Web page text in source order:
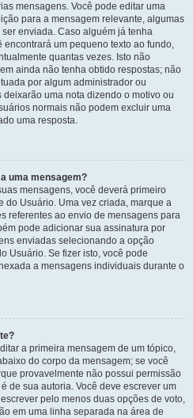
mensagens. Você pode editar uma
para a mensagem relevante, algumas
enviada. Caso alguém já tenha
um pequeno texto ao fundo,
quantas vezes. Isto não
ainda não tenha obtido respostas; não
por algum administrador ou
uma nota dizendo o motivo ou
normais não podem excluir uma
uma resposta.
uma mensagem?
mensagens, você deverá primeiro
do Usuário. Uma vez criada, marque a
referentes ao envio de mensagens para
pode adicionar sua assinatura por
enviadas selecionando a opção
Usuário. Se fizer isto, você pode
a mensagens individuais durante o
a primeira mensagem de um tópico,
do corpo da mensagem; se você
provavelmente não possui permissão
de sua autoria. Você deve escrever um
pelo menos duas opções de voto,
em uma linha separada na área de